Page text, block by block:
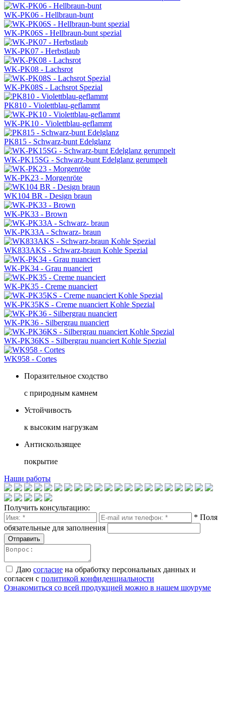
WK-PK06 - Hellbraun-bunt
WK-PK06S - Hellbraun-bunt spezial
WK-PK07 - Herbstlaub
WK-PK08 - Lachsrot
WK-PK08S - Lachsrot Spezial
PK810 - Violettblau-geflammt
WK-PK10 - Violettblau-geflammt
PK815 - Schwarz-bunt Edelglanz
WK-PK15SG - Schwarz-bunt Edelglanz gerumpelt
WK-PK23 - Morgenröte
WK104 BR - Design braun
WK-PK33 - Brown
WK-PK33A - Schwarz- braun
WK833AKS - Schwarz-braun Kohle Spezial
WK-PK34 - Grau nuanciert
WK-PK35 - Creme nuanciert
WK-PK35KS - Creme nuanciert Kohle Spezial
WK-PK36 - Silbergrau nuanciert
WK-PK36KS - Silbergrau nuanciert Kohle Spezial
WK958 - Cortes
Поразительное сходство
с природным камнем
Устойчивость
к высоким нагрузкам
Антискользящее
покрытие
Наши работы
Получить консультацию:
* Поля
обязательные для заполнения
Отправить
Даю согласие на обработку персональных данных и
согласен с политикой конфиденциальности
Ознакомиться со всей продукцией можно в нашем шоуруме